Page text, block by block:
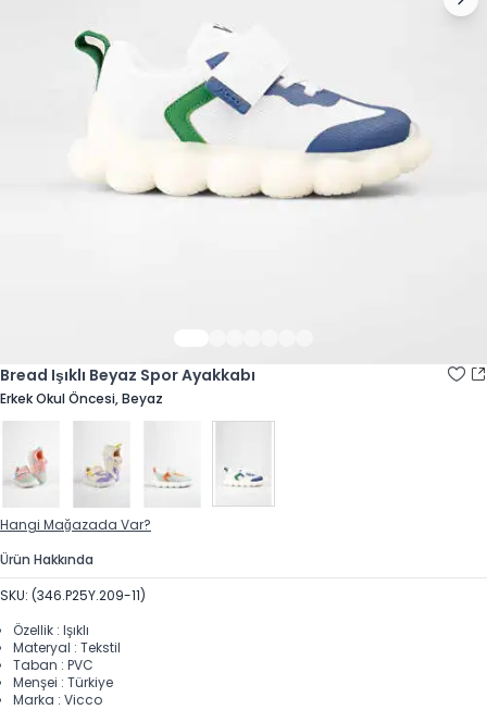
Bread Işıklı Beyaz Spor Ayakkabı
Erkek Okul Öncesi, Beyaz
Hangi Mağazada Var?
Ürün Hakkında
SKU: (346.P25Y.209-11)
Özellik : Işıklı
Materyal : Tekstil
Taban : PVC
Menşei : Türkiye
Marka : Vicco